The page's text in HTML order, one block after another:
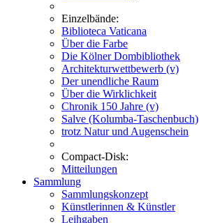
Einzelbände:
Biblioteca Vaticana
Über die Farbe
Die Kölner Dombibliothek
Architekturwettbewerb (v)
Der unendliche Raum
Über die Wirklichkeit
Chronik 150 Jahre (v)
Salve (Kolumba-Taschenbuch)
trotz Natur und Augenschein
Compact-Disk:
Mitteilungen
Sammlung
Sammlungskonzept
Künstlerinnen & Künstler
Leihgaben